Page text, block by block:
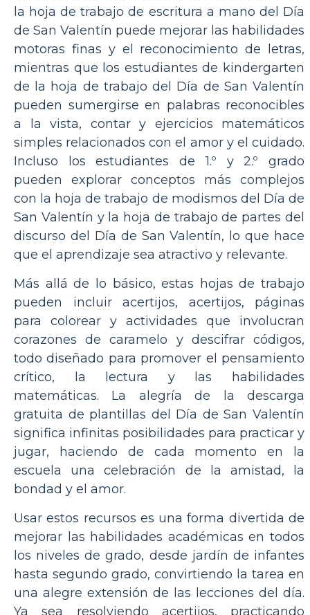
la hoja de trabajo de escritura a mano del Día
de San Valentín puede mejorar las habilidades
motoras finas y el reconocimiento de letras,
mientras que los estudiantes de kindergarten
de la hoja de trabajo del Día de San Valentín
pueden sumergirse en palabras reconocibles
a la vista, contar y ejercicios matemáticos
simples relacionados con el amor y el cuidado.
Incluso los estudiantes de 1.º y 2.º grado
pueden explorar conceptos más complejos
con la hoja de trabajo de modismos del Día de
San Valentín y la hoja de trabajo de partes del
discurso del Día de San Valentín, lo que hace
que el aprendizaje sea atractivo y relevante.
Más allá de lo básico, estas hojas de trabajo
pueden incluir acertijos, acertijos, páginas
para colorear y actividades que involucran
corazones de caramelo y descifrar códigos,
todo diseñado para promover el pensamiento
crítico, la lectura y las habilidades
matemáticas. La alegría de la descarga
gratuita de plantillas del Día de San Valentín
significa infinitas posibilidades para practicar y
jugar, haciendo de cada momento en la
escuela una celebración de la amistad, la
bondad y el amor.
Usar estos recursos es una forma divertida de
mejorar las habilidades académicas en todos
los niveles de grado, desde jardín de infantes
hasta segundo grado, convirtiendo la tarea en
una alegre extensión de las lecciones del día.
Ya sea resolviendo acertijos, practicando